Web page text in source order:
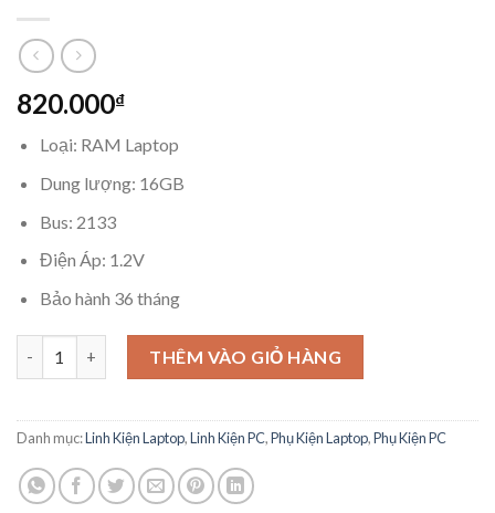
820.000₫
Loại: RAM Laptop
Dung lượng: 16GB
Bus: 2133
Điện Áp: 1.2V
Bảo hành 36 tháng
RAM Laptop DDR4 Hynix 16GB Bus 2133 SODIMM PC4-17000
THÊM VÀO GIỎ HÀNG
Danh mục:Linh Kiện Laptop,Linh Kiện PC,Phụ Kiện Laptop,Phụ Kiện PC